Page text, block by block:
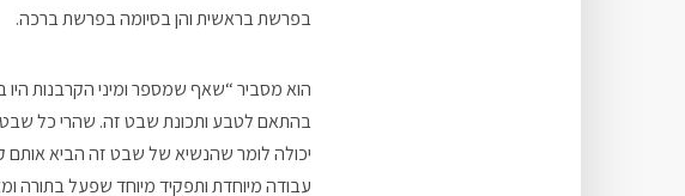
בפרשת בראשית והן בסיומה בפרשת ברכה.
הוא מסביר “שאף שמספר ומיני הקרבנות
בהתאם לטבע ותכונת שבט זה. שהרי כל שבט
יכולה לומר שהנשיא של שבט זה הביא
עבודה מיוחדת ותפקיד מיוחד שפעל בתורה